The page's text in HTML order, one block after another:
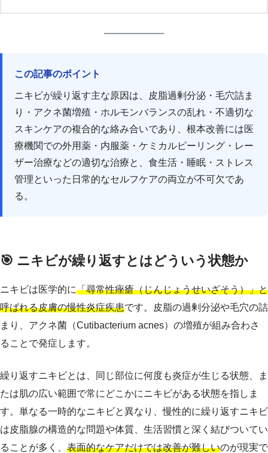
この記事のポイント
ニキビが繰り返す主な原因は、皮脂過剰分泌・毛穴詰ま
り・アクネ菌増殖・ホルモンバランスの乱れ・不適切な
スキンケアの複合的な絡み合いであり、根本改善には医
療機関での外用薬・内服薬・ケミカルピーリング・レー
ザー治療などの適切な治療と、食生活・睡眠・ストレス
管理といった日常的なセルフケアの両立が不可欠であ
る。
🎯 ニキビが繰り返すとはどういう状態か
ニキビは医学的に「尋常性痤瘡（じんじょうせいざそう）」と
呼ばれる皮膚の慢性炎症疾患です。皮脂の過剰分泌や毛穴の詰
まり、アクネ菌（Cutibacterium acnes）の増殖が組み合わさ
ることで発症します。
繰り返すニキビとは、同じ部位に何度も炎症が生じる状態、ま
たは肌の広い範囲で常にどこかにニキビがある状態を指しま
す。単なる一時的なニキビと異なり、慢性的に繰り返すニキビ
は皮脂腺の構造的な問題や体質、生活習慣と深く結びついてい
ることが多く、 表面的なケアだけでは改善が難しいのが現実で